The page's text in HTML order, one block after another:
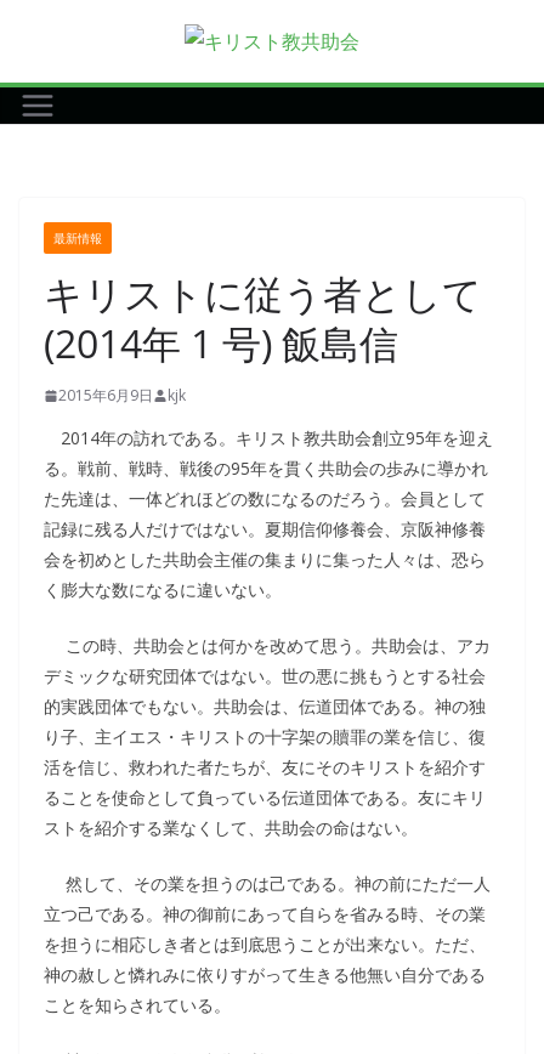
テ
ン
最新情報
キリストに従う者として
(2014年 1 号) 飯島信
2015年6月9日 kjk
2014年の訪れである。キリスト教共助会創立95年を迎え
る。戦前、戦時、戦後の95年を貫く共助会の歩みに導かれ
た先達は、一体どれほどの数になるのだろう。会員として
記録に残る人だけではない。夏期信仰修養会、京阪神修養
会を初めとした共助会主催の集まりに集った人々は、恐ら
く膨大な数になるに違いない。
この時、共助会とは何かを改めて思う。共助会は、アカ
デミックな研究団体ではない。世の悪に挑もうとする社会
的実践団体でもない。共助会は、伝道団体である。神の独
り子、主イエス・キリストの十字架の贖罪の業を信じ、復
活を信じ、救われた者たちが、友にそのキリストを紹介す
ることを使命として負っている伝道団体である。友にキリ
ストを紹介する業なくして、共助会の命はない。
然して、その業を担うのは己である。神の前にただ一人
立つ己である。神の御前にあって自らを省みる時、その業
を担うに相応しき者とは到底思うことが出来ない。ただ、
神の赦しと憐れみに依りすがって生きる他無い自分である
ことを知らされている。